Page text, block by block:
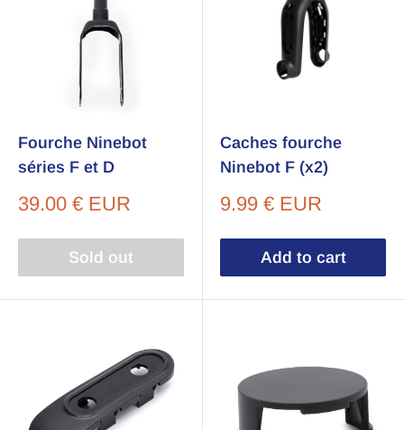
Fourche Ninebot
séries F et D
Sale
39.00 € EUR
Sold out
Caches fourche
Ninebot F (x2)
Sale
9.99 € EUR
Add to cart